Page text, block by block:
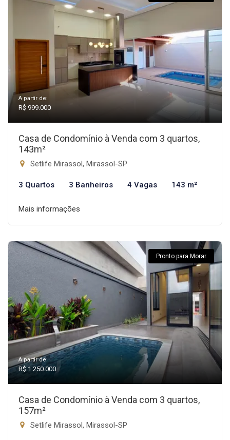
A partir de:
R$ 999.000
Casa de Condomínio à Venda com 3 quartos,
143m²
Setlife Mirassol, Mirassol-SP
3 Quartos 3 Banheiros 4 Vagas 143 m²
Mais informações
Pronto para Morar
A partir de:
R$ 1.250.000
Casa de Condomínio à Venda com 3 quartos,
157m²
Setlife Mirassol, Mirassol-SP